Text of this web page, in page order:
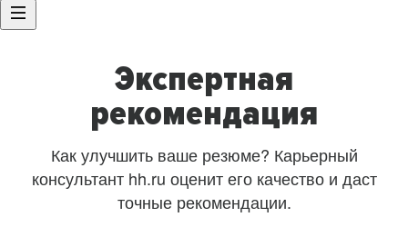
Экспертная
рекомендация
Как улучшить ваше резюме? Карьерный
консультант hh.ru оценит его качество и даст
точные рекомендации.